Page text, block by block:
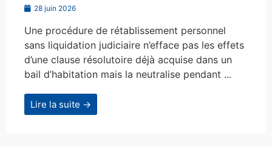
28 juin 2026
Une procédure de rétablissement personnel
sans liquidation judiciaire n’efface pas les effets
d’une clause résolutoire déjà acquise dans un
bail d’habitation mais la neutralise pendant ...
Lire la suite →